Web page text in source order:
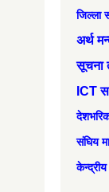
जिल्ला
अर्थ
सूचना
ICT
संघिय